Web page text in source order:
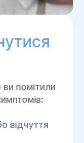
помітили
відчуття